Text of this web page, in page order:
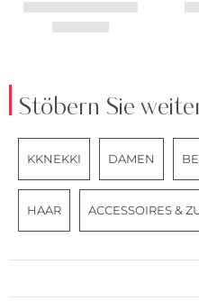
Stöbern Sie
KKNEKKI DAMEN
HAAR ACCESSOIRES &